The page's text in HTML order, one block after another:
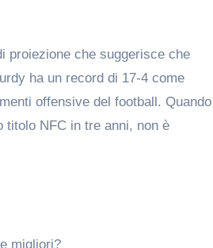
proiezione che suggerisce che
ha un record di 17-4 come
offensive del football. Quando
titolo NFC in tre anni, non è
migliori?